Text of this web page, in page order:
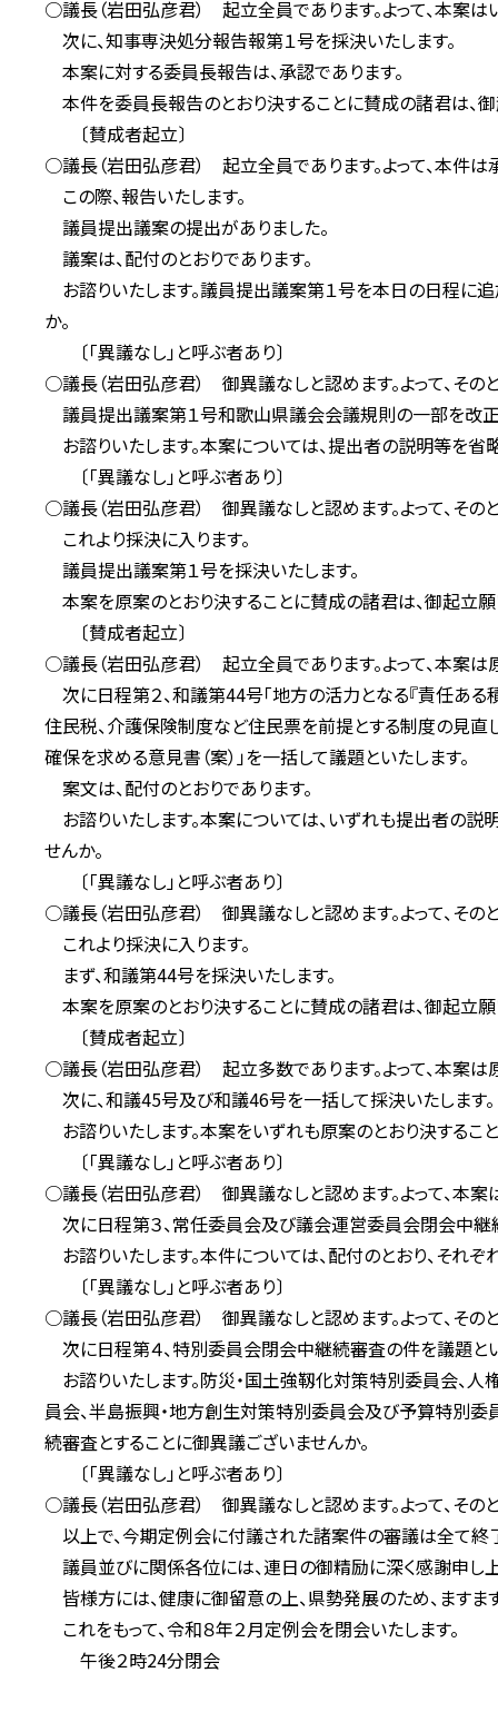
○議長（岩田弘彦君） 起立全員であります。よって、本案は
次に、知事専決処分報告報第１号を採決いたします。
本案に対する委員長報告は、承認であります。
本件を委員長報告のとおり決することに賛成の諸君は、御
〔賛成者起立〕
○議長（岩田弘彦君） 起立全員であります。よって、本件は
この際、報告いたします。
議員提出議案の提出がありました。
議案は、配付のとおりであります。
お諮りいたします。議員提出議案第１号を本日の日程に
か。
〔「異議なし」と呼ぶ者あり〕
○議長（岩田弘彦君） 御異議なしと認めます。よって、その
議員提出議案第１号和歌山県議会会議規則の一部を改正
お諮りいたします。本案については、提出者の説明等を省
〔「異議なし」と呼ぶ者あり〕
○議長（岩田弘彦君） 御異議なしと認めます。よって、その
これより採決に入ります。
議員提出議案第１号を採決いたします。
本案を原案のとおり決することに賛成の諸君は、御起立願
〔賛成者起立〕
○議長（岩田弘彦君） 起立全員であります。よって、本案は
次に日程第２、和議第44号「地方の活力となる『責任ある
住民税、介護保険制度など住民票を前提とする制度の見直
確保を求める意見書（案）」を一括して議題といたします。
案文は、配付のとおりであります。
お諮りいたします。本案については、いずれも提出者の説
せんか。
〔「異議なし」と呼ぶ者あり〕
○議長（岩田弘彦君） 御異議なしと認めます。よって、その
これより採決に入ります。
まず、和議第44号を採決いたします。
本案を原案のとおり決することに賛成の諸君は、御起立願
〔賛成者起立〕
○議長（岩田弘彦君） 起立多数であります。よって、本案は
次に、和議45号及び和議46号を一括して採決いたします。
お諮りいたします。本案をいずれも原案のとおり決するこ
〔「異議なし」と呼ぶ者あり〕
○議長（岩田弘彦君） 御異議なしと認めます。よって、本
次に日程第３、常任委員会及び議会運営委員会閉会中継
お諮りいたします。本件については、配付のとおり、それ
〔「異議なし」と呼ぶ者あり〕
○議長（岩田弘彦君） 御異議なしと認めます。よって、その
次に日程第４、特別委員会閉会中継続審査の件を議題と
お諮りいたします。防災・国土強靱化対策特別委員会、
員会、半島振興・地方創生対策特別委員会及び予算特別
続審査とすることに御異議ございませんか。
〔「異議なし」と呼ぶ者あり〕
○議長（岩田弘彦君） 御異議なしと認めます。よって、その
以上で、今期定例会に付議された諸案件の審議は全て終
議員並びに関係各位には、連日の御精励に深く感謝申し
皆様方には、健康に御留意の上、県勢発展のため、ますま
これをもって、令和８年２月定例会を閉会いたします。
午後２時24分閉会